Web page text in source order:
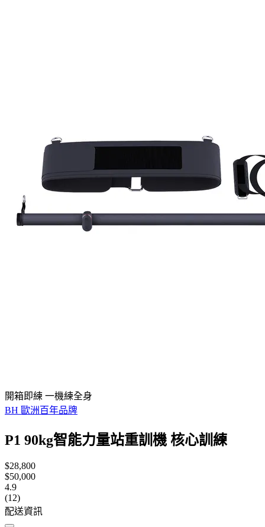
開箱即練 一機練全身
BH 歐洲百年品牌
P1 90kg智能力量站重訓機 核心訓練
$28,800
$50,000
4.9
(12)
配送資訊